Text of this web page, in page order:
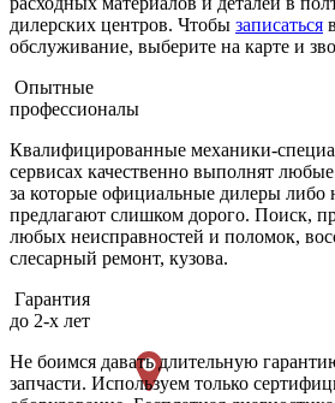
дилерских центров. Чтобы записаться
обслуживание, выберите на карте и
Опытные
профессионалы
Квалифицированные механики-
сервисах качественно выполнят
за которые официальные дилеры либо
предлагают слишком дорого. Поиск,
любых неисправностей и поломок,
слесарный ремонт, кузова.
Гарантия
до 2-х лет
Не боимся давать длительную
запчасти. Используем только